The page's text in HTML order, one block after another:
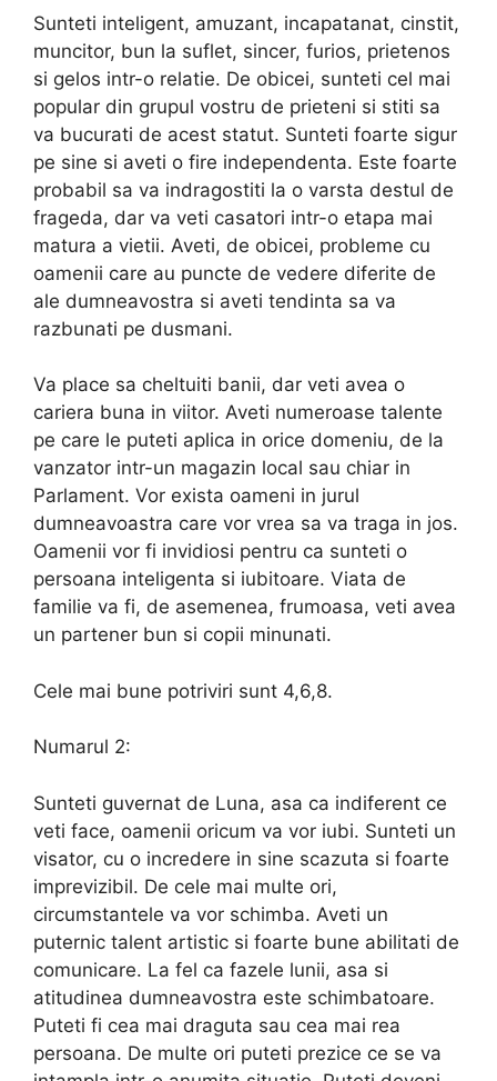
Sunteti inteligent, amuzant, incapatanat, cinstit,
muncitor, bun la suflet, sincer, furios, prietenos
si gelos intr-o relatie. De obicei, sunteti cel mai
popular din grupul vostru de prieteni si stiti sa
va bucurati de acest statut. Sunteti foarte sigur
pe sine si aveti o fire independenta. Este foarte
probabil sa va indragostiti la o varsta destul de
frageda, dar va veti casatori intr-o etapa mai
matura a vietii. Aveti, de obicei, probleme cu
oamenii care au puncte de vedere diferite de
ale dumneavostra si aveti tendinta sa va
razbunati pe dusmani.
Va place sa cheltuiti banii, dar veti avea o
cariera buna in viitor. Aveti numeroase talente
pe care le puteti aplica in orice domeniu, de la
vanzator intr-un magazin local sau chiar in
Parlament. Vor exista oameni in jurul
dumneavoastra care vor vrea sa va traga in jos.
Oamenii vor fi invidiosi pentru ca sunteti o
persoana inteligenta si iubitoare. Viata de
familie va fi, de asemenea, frumoasa, veti avea
un partener bun si copii minunati.
Cele mai bune potriviri sunt 4,6,8.
Numarul 2:
Sunteti guvernat de Luna, asa ca indiferent ce
veti face, oamenii oricum va vor iubi. Sunteti un
visator, cu o incredere in sine scazuta si foarte
imprevizibil. De cele mai multe ori,
circumstantele va vor schimba. Aveti un
puternic talent artistic si foarte bune abilitati de
comunicare. La fel ca fazele lunii, asa si
atitudinea dumneavostra este schimbatoare.
Puteti fi cea mai draguta sau cea mai rea
persoana. De multe ori puteti prezice ce se va